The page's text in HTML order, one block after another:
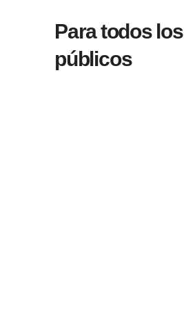
Para todos los
públicos